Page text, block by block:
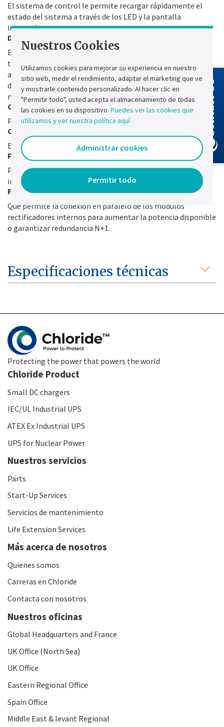
El sistema de control le permite recargar rápidamente el
estado del sistema a través de los LED y la pantalla
integrada.
Disponibilidad
Es necesario que los sistemas estén en funcionamiento en
todo momento y que se pueda verificar. La prueba
automática de batería valida de forma rápida y segura la
disponibilidad de la batería. No se requiere una prueba
manual.
Corrector del factor de potencia
Para limitar las perturbaciones en la red ascendente.
Ondulación de baja tensión
En la salida y en la línea de batería.
Protección de entrada hasta IP41
Para cumplir con los requisitos de instalación de entornos
industriales.
Flexibilidad de diseño
Que permite la conexión en paralelo de los módulos
rectificadores internos para aumentar la potencia disponible
o garantizar redundancia N+1.
Especificaciones técnicas
Protecting the power that powers the world
Chloride Product
Small DC chargers
IEC/UL Industrial UPS
ATEX Ex Industrial UPS
UPS for Nuclear Power
Nuestros servicios
Parts
Start-Up Services
Servicios de mantenimiento
Life Extension Services
Más acerca de nosotros
Quienes somos
Carreras en Chloride
Contacta con nosotros
Nuestros oficinas
Global Headquarters and France
UK Office (North Sea)
UK Office
Eastern Regional Office
Spain Office
Middle East & levant Regional
Contact Us
Nuestros Cookies
Utilizamos cookies para mejorar su experiencia en nuestro
sitio web, medir el rendimiento, adaptar el marketing que ve
y mostrarle contenido personalizado. Al hacer clic en
"Permitir todo", usted acepta el almacenamiento de todas
las cookies en su dispositivo. Puedes ver las cookies que
utilizamos y ver nuestra política aquí
Administrar cookies
Permitir todo